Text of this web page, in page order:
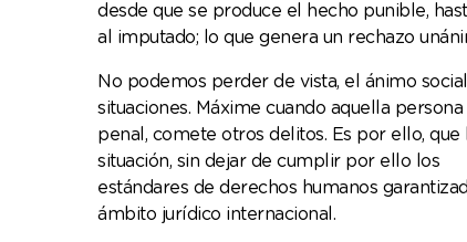
desde que se produce el hecho punible,
al imputado; lo que genera un rechazo
No podemos perder de vista, el ánimo
situaciones. Máxime cuando aquella
penal, comete otros delitos. Es por ello,
situación, sin dejar de cumplir por ello los
estándares de derechos humanos
ámbito jurídico internacional.